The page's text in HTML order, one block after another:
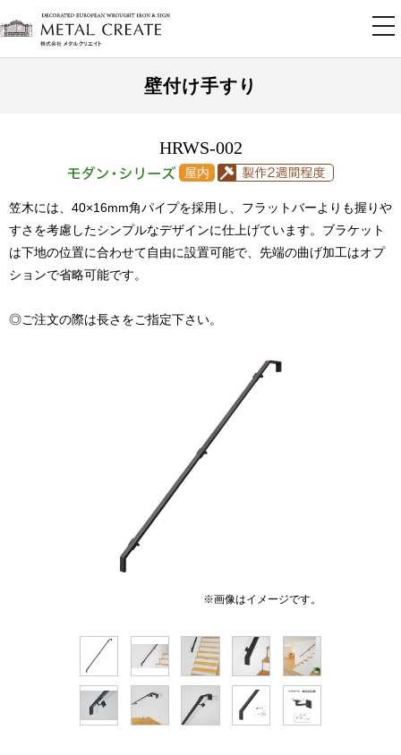
壁付け手すり
HRWS-002
笠木には、40×16mm角パイプを採用し、フラットバーよりも握りや
すさを考慮したシンプルなデザインに仕上げています。ブラケット
は下地の位置に合わせて自由に設置可能で、先端の曲げ加工はオプ
ションで省略可能です。
◎ご注文の際は長さをご指定下さい。
※画像はイメージです。